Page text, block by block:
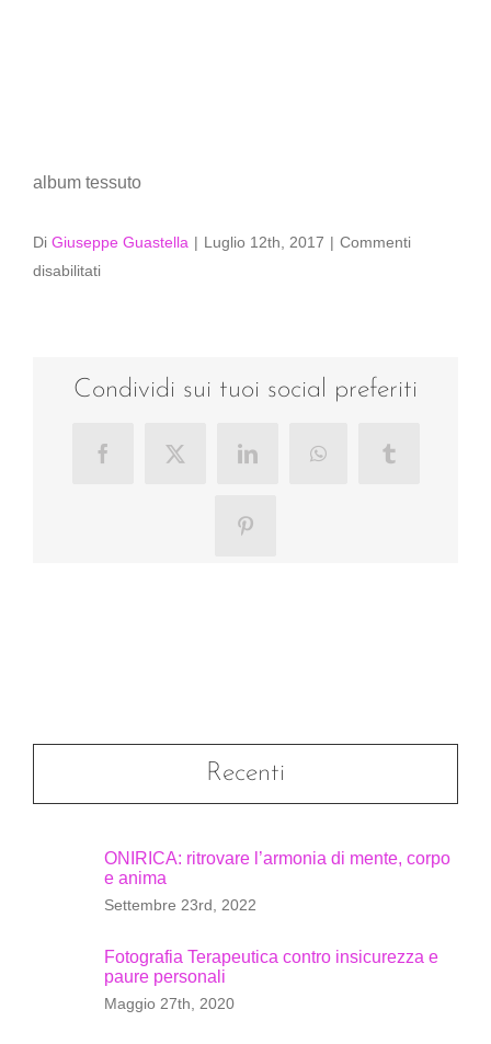
album tessuto
Di Giuseppe Guastella | Luglio 12th, 2017 | Commenti
disabilitatisu
Condividi sui tuoi social preferiti
FacebookX LinkedInWhatsAppTumblr
Pinterest
Recenti
ONIRICA: ritrovare l’armonia di mente, corpo
e anima
Settembre 23rd, 2022
Fotografia Terapeutica contro insicurezza e
paure personali
Maggio 27th, 2020